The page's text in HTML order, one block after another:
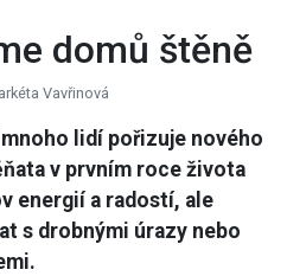
domů štěně
Vavřinová
lidí pořizuje nového
v prvním roce života
energií a radostí, ale
s drobnými úrazy nebo